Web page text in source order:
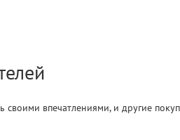
своими впечатлениями, и другие